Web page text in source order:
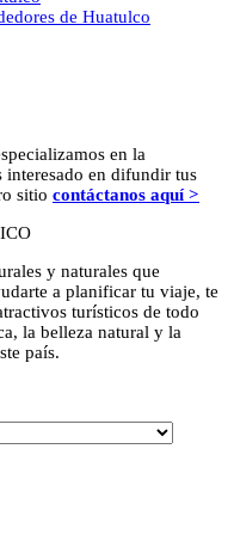
de Huatulco
en la
interesado en difundir tus
sitio contáctanos aquí >
y naturales que
a planificar tu viaje, te
turísticos de todo
la belleza natural y la
país.